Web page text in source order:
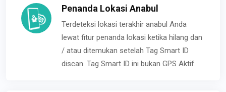
Penanda Lokasi Anabul
Terdeteksi lokasi terakhir anabul Anda
lewat fitur penanda lokasi ketika hilang dan
/ atau ditemukan setelah Tag Smart ID
discan. Tag Smart ID ini bukan GPS Aktif.